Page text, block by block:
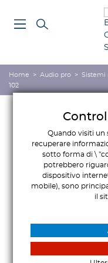
Home > Audio pro > Sistemi
102
Quando visiti un
recuperare
sotto forma di \
potrebbero
dispositivo
mobile), sono
il